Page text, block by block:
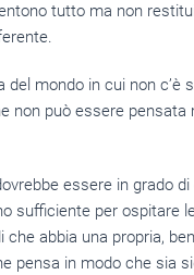
tutto ma non
mondo in cui non
non può essere
essere in grado
sufficiente per ospitare
che abbia una propria,
pensa in modo che sia